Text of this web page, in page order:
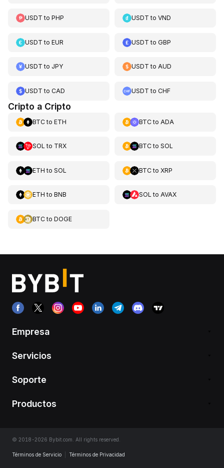
USDT to PHP USDT toVND
USDT to EUR USDT toGBP
USDT to JPY USDT toAUD
USDT to CAD USDT toCHF
Cripto a Cripto
BTCto ETH BTCto ADA
SOL to TRX BTCto SOL
ETH to SOL BTCto XRP
ETH to BNB SOL to AVAX
BTCto DOGE
Empresa
Servicios
Soporte
Productos
© 2018-2026 Bybit.com. All rights reserved.
Términos de Servicio Términos de Privacidad